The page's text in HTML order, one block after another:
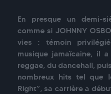
En presque un demi-
comme si JOHNNY
vies : témoin
musique jamaïcaine, il
reggae, du dancehall,
nombreux hits tel que
Right”, sa carrière a